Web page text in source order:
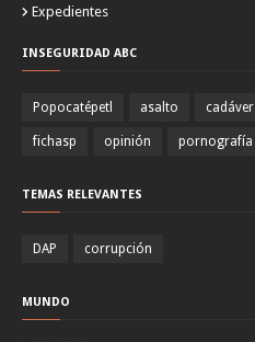
Expedientes
INSEGURIDAD ABC
Popocatépetl asalto cadáver
fichasp opinión pornografía
TEMAS RELEVANTES
DAP corrupción
MUNDO